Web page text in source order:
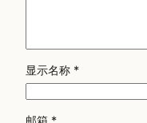
显示名称 *
邮箱 *